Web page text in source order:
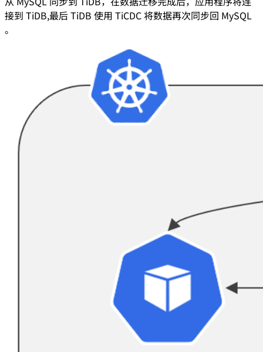
接到 TiDB,最后 TiDB 使用 TiCDC 将数据再次同步回 MySQL
。